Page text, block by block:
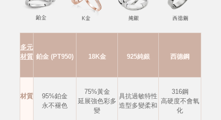
多元
材質 鉑金 (PT950) 18K金 925純銀 西德鋼
材質
95%鉑金
永不褪色
75%黃金
延展強色彩多
變
具抗過敏特性
造型多變柔和
316鋼
高硬度不會氧
化